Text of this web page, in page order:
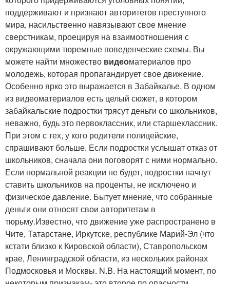
поддерживают и признают авторитетов преступного
мира, насильственно навязывают свое мнение
сверстникам, проецируя на взаимоотношения с
окружающими тюремные поведенческие схемы. Вы
можете найти множество видеоматериалов про
молодежь, которая пропагандирует свое движение.
Особенно ярко это выражается в Забайкалье. В одном
из видеоматериалов есть целый сюжет, в котором
забайкальские подростки трясут деньги со школьников,
неважно, будь это первоклассник, или старшеклассник.
При этом с тех, у кого родители полицейские,
спрашивают больше. Если подростки услышат отказ от
школьников, сначала они поговорят с ними нормально.
Если нормальной реакции не будет, подростки начнут
ставить школьников на проценты, не исключено и
физическое давление. Бытует мнение, что собранные
деньги они относят свои авторитетам в
тюрьму.Известно, что движение уже распространено в
Чите, Татарстане, Иркутске, республике Марий-Эл (что
кстати близко к Кировской области), Ставропольском
крае, Ленинградской области, из нескольких районах
Подмосковья и Москвы. N.B. На настоящий момент, по